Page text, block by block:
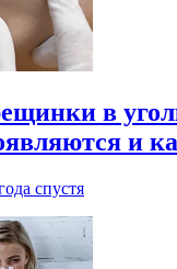
в
и
спустя